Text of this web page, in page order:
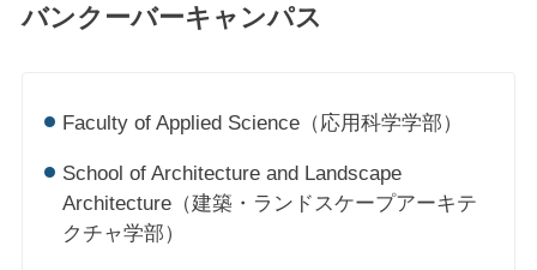
バンクーバーキャンパス
Faculty of Applied Science（応用科学学部）
School of Architecture and Landscape
Architecture（建築・ランドスケープアーキテ
クチャ学部）